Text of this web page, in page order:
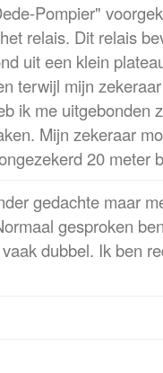
Pompier"
relais. Dit relais
uit een klein
terwijl mijn
ik me uitgebonden
Mijn zekeraar
20 meter
gedachte maar
gesproken
dubbel. Ik ben